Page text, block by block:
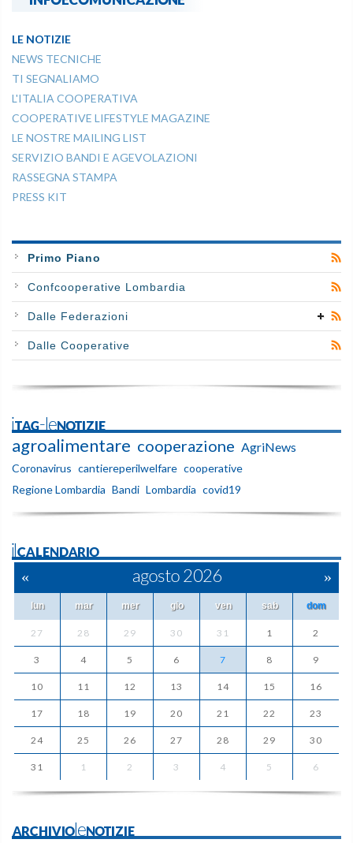
LE NOTIZIE
NEWS TECNICHE
TI SEGNALIAMO
L'ITALIA COOPERATIVA
COOPERATIVE LIFESTYLE MAGAZINE
LE NOSTRE MAILING LIST
SERVIZIO BANDI E AGEVOLAZIONI
RASSEGNA STAMPA
PRESS KIT
Primo Piano
Confcooperative Lombardia
Dalle Federazioni
Dalle Cooperative
iTAG-leNOTIZIE
agroalimentare cooperazione AgriNews
Coronavirus cantiereperilwelfare cooperative
Regione Lombardia Bandi Lombardia covid19
ilCALENDARIO
« agosto 2026 »
lun mar mer gio ven sab dom
27 28 29 30 31 1 2
3 4 5 6 7 8 9
10 11 12 13 14 15 16
17 18 19 20 21 22 23
24 25 26 27 28 29 30
31 1 2 3 4 5 6
ARCHIVIOleNOTIZIE